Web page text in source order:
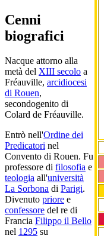
Cenni
biografici
Nacque attorno alla
metà del XIII secolo a
Fréauville, arcidiocesi
di Rouen,
secondogenito di
Colard de Fréauville.
Entrò nell'Ordine dei
Predicatori nel
Convento di Rouen. Fu
professore di filosofia e
teologia all'università
La Sorbona di Parigi.
Divenuto priore e
confessore del re di
Francia Filippo il Bello
nel 1295 su